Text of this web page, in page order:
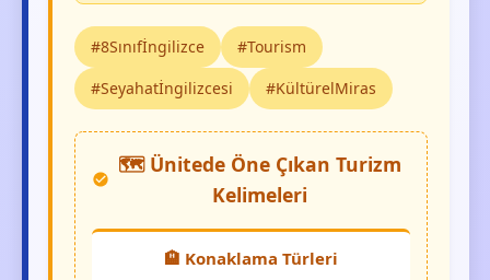
#8Sınıfİngilizce
#Tourism
#Seyahatİngilizcesi
#KültürelMiras
🗺️ Ünitede Öne Çıkan Turizm
Kelimeleri
🏨 Konaklama Türleri